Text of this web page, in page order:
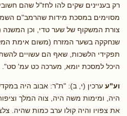
רק בעניינים שקים להו לחז"ל שהם
מסוימים במסכת מידות שהרמב"ם
צורת המשקוף של שער טדי, וכן המשנה
שנחקקה בשער המזרח (משום אימת
תפקידי הלשכות, שאף הם עשויים
היכל למסכת יומא, מערכה כט עמ' סט".
וע"ע ערכין (י, ב): "ת"ר: אבוב היה
היה, ומימות משה היה, צוה המלך
את צפויו והיה קולו ערב כמות שהיה.